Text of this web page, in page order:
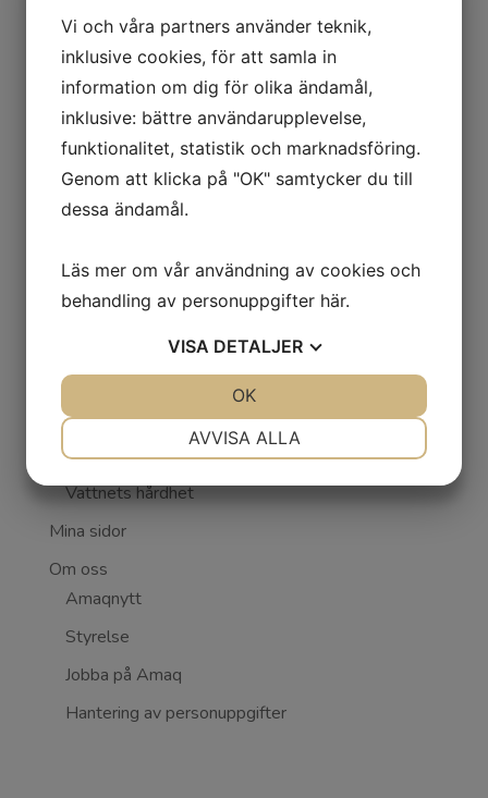
Kan jag få fjärrvärme?
Så funkar fjärrvärme
Vatten & Avlopp
Avgifter vatten & avlopp
Byte av vattenmätare
Lämna din mätarställning
Dricksvattenkvalitet
Särredovisning och ABVA
Ta hand om vattnet
Så fungerar vattenverken
Vattenskyddsområden
Vattnets hårdhet
Mina sidor
Om oss
Amaqnytt
Styrelse
Jobba på Amaq
Hantering av personuppgifter
Vi och våra partners använder teknik,
inklusive cookies, för att samla in
information om dig för olika ändamål,
inklusive: bättre användarupplevelse,
funktionalitet, statistik och marknadsföring.
Genom att klicka på "OK" samtycker du till
dessa ändamål.
Läs mer om vår användning av cookies och
behandling av personuppgifter här.
VISA DETALJER
MARKNADSFÖRING
AVVISA ALLA
OK